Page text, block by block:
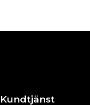
Kundtjänst